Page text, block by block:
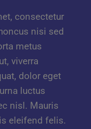
consectetur
nisi sed
metus
viverra
dolor eget
luctus
nisl. Mauris
eleifend felis.